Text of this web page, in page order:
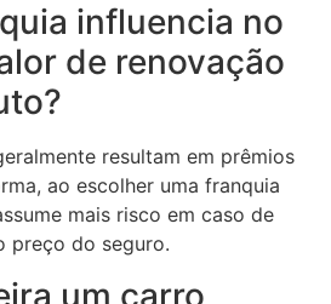
influencia no
de renovação
resultam em prêmios
ao escolher uma franquia
mais risco em caso de
preço do seguro.
um carro